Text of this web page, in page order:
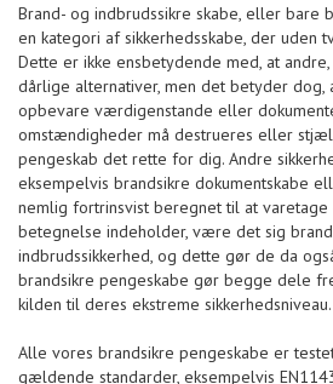
Brand- og indbrudssikre skabe, eller bare
en kategori af sikkerhedsskabe, der uden
Dette er ikke ensbetydende med, at
dårlige alternativer, men det betyder dog,
opbevare værdigenstande eller
omstændigheder må destrueres eller
pengeskab det rette for dig. Andre
eksempelvis brandsikre dokumentskabe
nemlig fortrinsvist beregnet til at varetage
betegnelse indeholder, være det sig
indbrudssikkerhed, og dette gør de da
brandsikre pengeskabe gør begge dele
kilden til deres ekstreme sikkerhedsniveau.
Alle vores brandsikre pengeskabe er
gældende standarder, eksempelvis